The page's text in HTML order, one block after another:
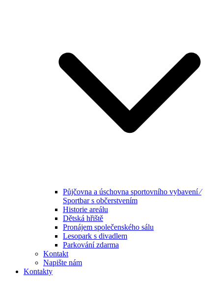
Půjčovna a úschovna sportovního vybavení ⁄
Sportbar s občerstvením
Historie areálu
Dětská hřiště
Pronájem společenského sálu
Lesopark s divadlem
Parkování zdarma
Kontakt
Napište nám
Kontakty